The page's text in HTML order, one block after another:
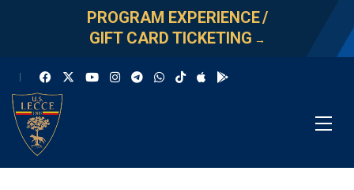
PROGRAM EXPERIENCE/
GIFT CARD TICKETING →